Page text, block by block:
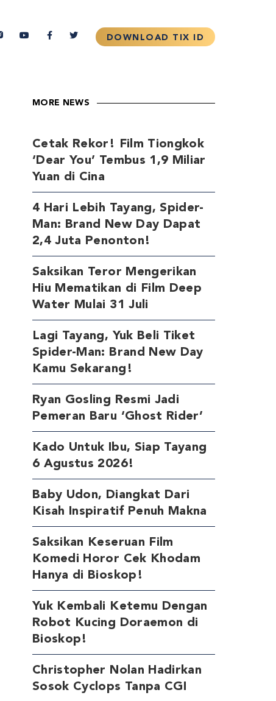
MORE NEWS
Cetak Rekor! Film Tiongkok
‘Dear You’ Tembus 1,9 Miliar
Yuan di Cina
4 Hari Lebih Tayang, Spider-
Man: Brand New Day Dapat
2,4 Juta Penonton!
Saksikan Teror Mengerikan
Hiu Mematikan di Film Deep
Water Mulai 31 Juli
Lagi Tayang, Yuk Beli Tiket
Spider-Man: Brand New Day
Kamu Sekarang!
Ryan Gosling Resmi Jadi
Pemeran Baru ‘Ghost Rider’
Kado Untuk Ibu, Siap Tayang
6 Agustus 2026!
Baby Udon, Diangkat Dari
Kisah Inspiratif Penuh Makna
Saksikan Keseruan Film
Komedi Horor Cek Khodam
Hanya di Bioskop!
Yuk Kembali Ketemu Dengan
Robot Kucing Doraemon di
Bioskop!
Christopher Nolan Hadirkan
Sosok Cyclops Tanpa CGI